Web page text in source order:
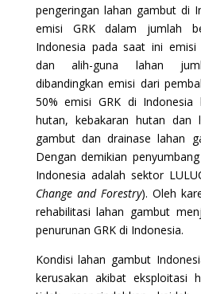
pengeringan lahan gambut di
emisi GRK dalam jumlah
Indonesia pada saat ini
dan alih-guna lahan
dibandingkan emisi dari
50% emisi GRK di
hutan, kebakaran hutan dan
gambut dan drainase lahan
Dengan demikian
Indonesia adalah sektor
Change and Forestry). Oleh
rehabilitasi lahan gambut
penurunan GRK di Indonesia.
Kondisi lahan gambut
kerusakan akibat eksploitasi